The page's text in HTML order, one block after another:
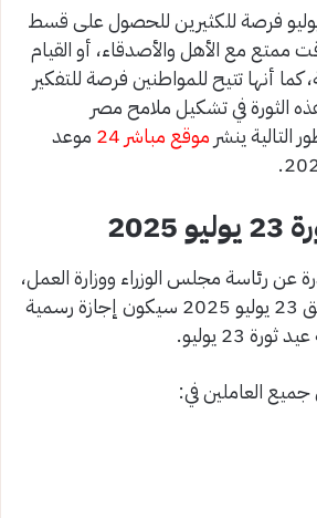
تعتبر إجازة ثورة 23 يوليو فرصة للكثيرين للحصول على قسط
ممتع مع الأهل والأصدقاء، أو القيام
كما أنها تتيح للمواطنين فرصة للتفكير
الثورة في تشكيل ملامح مصر
التالية ينشر موقع مباشر 24
موعد
عن رئاسة مجلس الوزراء ووزارة العمل،
فإن يوم الأربعاء الموافق 23 يوليو 2025 سيكون إجازة رسمية
23 يوليو.
العاملين في: